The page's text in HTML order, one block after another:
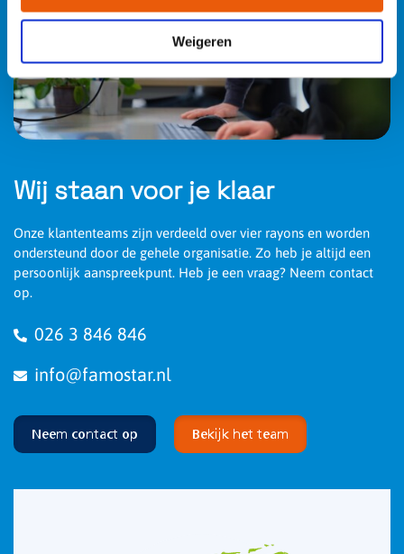
Weigeren
Wij staan voor je klaar
Onze klantenteams zijn verdeeld over vier rayons en worden
ondersteund door de gehele organisatie. Zo heb je altijd een
persoonlijk aanspreekpunt. Heb je een vraag? Neem contact
op.
026 3 846 846
info@famostar.nl
Neem contact op Bekijk het team